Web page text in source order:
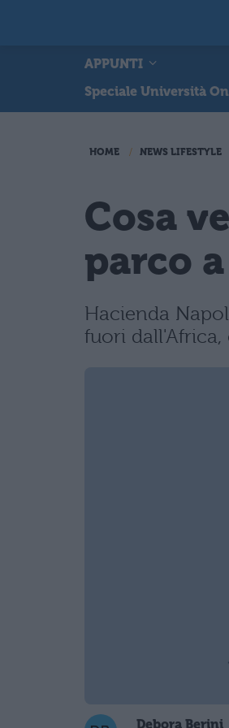
APPUNTI
Speciale Università
HOME NEWS LIFESTYLE
Cosa
parco
Hacienda
fuori
Debora Berini